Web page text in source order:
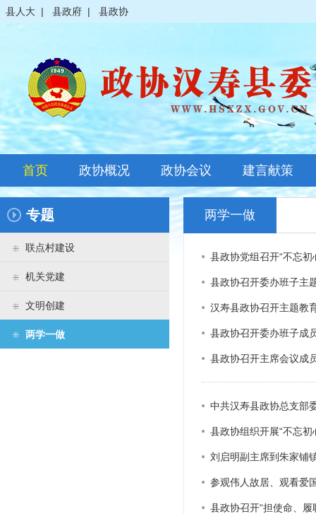
县人大 | 县政府 | 县政协
首页 政协概况
领导之窗
政协会议
全体会议
常委会议
建言献策
专题
联点村建设
机关党建
文明创建
两学一做
两学一做
县政协党组召开“不忘
县政协召开委办班子主
汉寿县政协召开主题教
县政协召开委办班子成
县政协召开主席会议成
中共汉寿县政协总支部
县政协组织开展“不忘
刘启明副主席到朱家铺
参观伟人故居、观看爱
县政协召开“担使命、